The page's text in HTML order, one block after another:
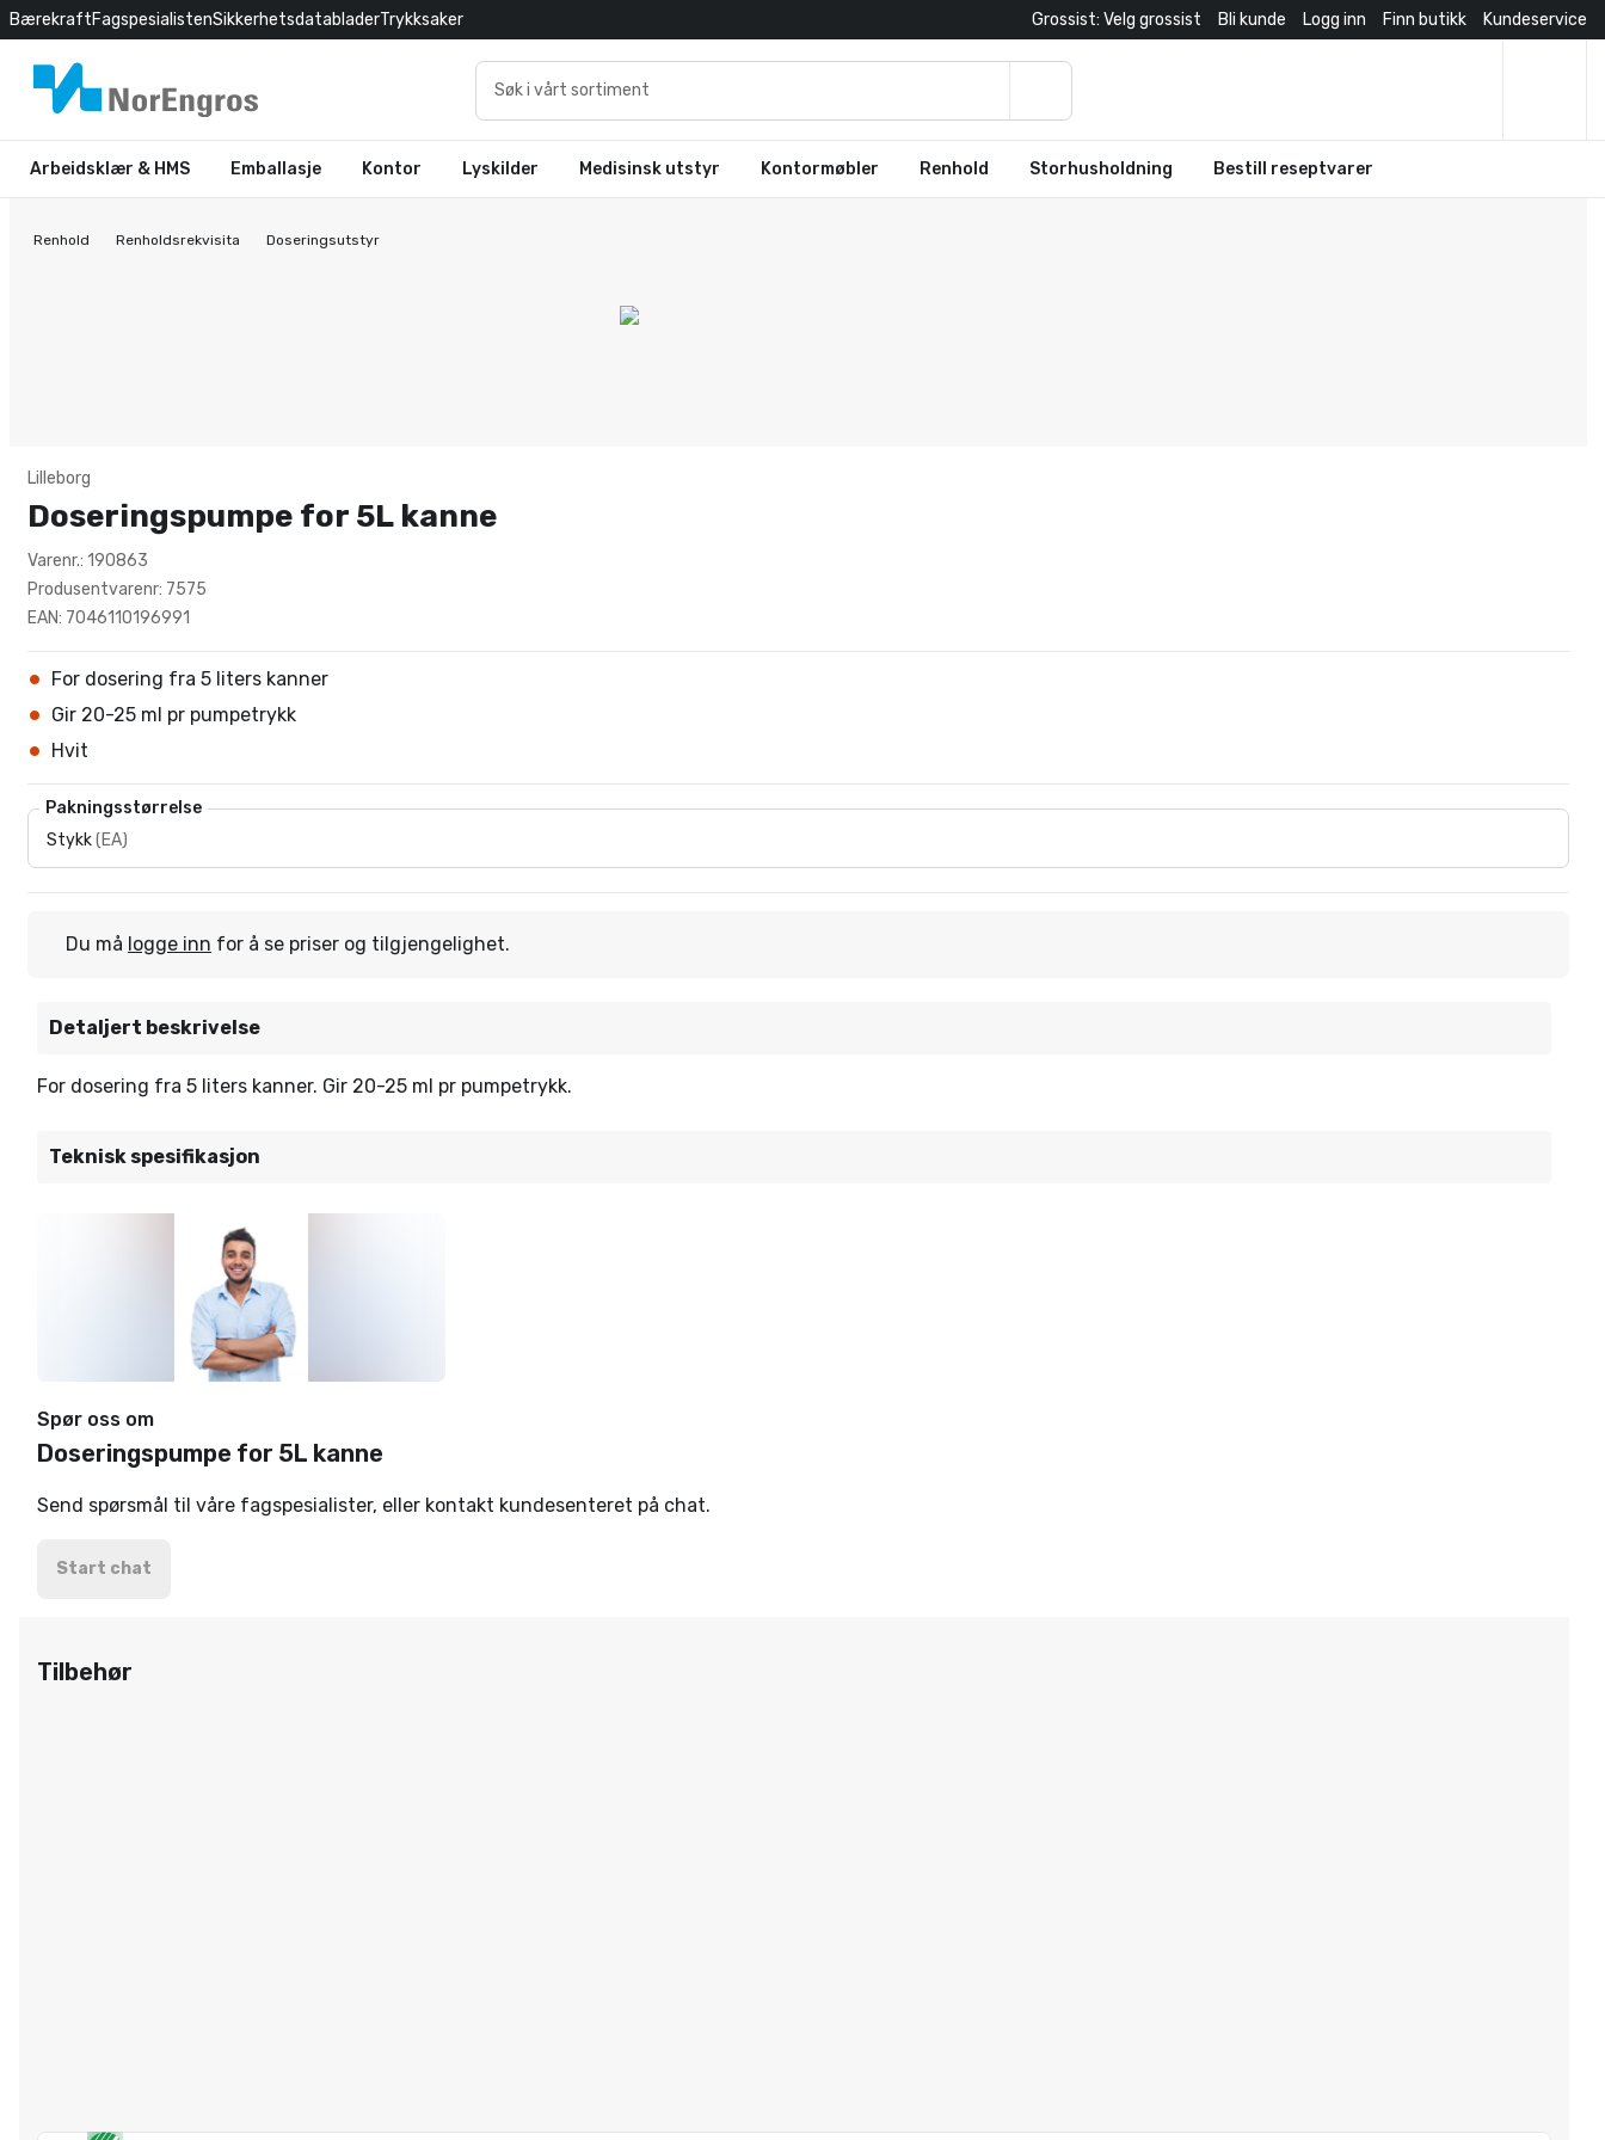
BærekraftFagspesialistenSikkerhetsdatabladerTrykksaker Grossist: Velg grossist Bli kunde Logg inn Finn butikk Kundeservice
Arbeidsklær & HMS Emballasje Kontor Lyskilder Medisinsk utstyr Kontormøbler Renhold Storhusholdning Bestill reseptvarer
Renhold Renholdsrekvisita Doseringsutstyr
Lilleborg
Doseringspumpe for 5L kanne
Varenr.: 190863
Produsentvarenr: 7575
EAN: 7046110196991
For dosering fra 5 liters kanner
Gir 20-25 ml pr pumpetrykk
Hvit
Pakningsstørrelse
Stykk(EA)
Du må logge inn for å se priser og tilgjengelighet.
Detaljert beskrivelse
For dosering fra 5 liters kanner. Gir 20-25 ml pr pumpetrykk.
Teknisk spesifikasjon
Spør oss om
Doseringspumpe for 5L kanne
Send spørsmål til våre fagspesialister, eller kontakt kundesenteret på chat.
Start chat
Tilbehør